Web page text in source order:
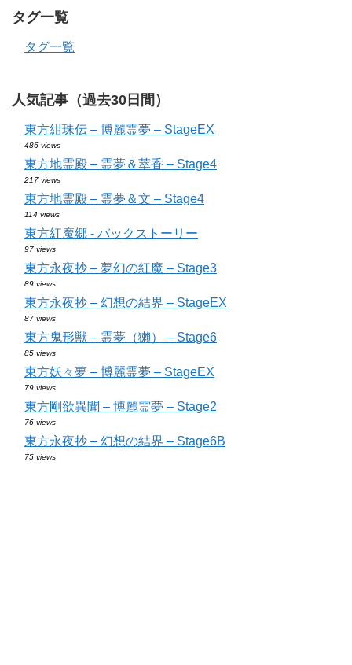
タグ一覧
タグ一覧
人気記事（過去30日間）
東方紺珠伝 – 博麗霊夢 – StageEX
486 views
東方地霊殿 – 霊夢＆萃香 – Stage4
217 views
東方地霊殿 – 霊夢＆文 – Stage4
114 views
東方紅魔郷 - バックストーリー
97 views
東方永夜抄 – 夢幻の紅魔 – Stage3
89 views
東方永夜抄 – 幻想の結界 – StageEX
87 views
東方鬼形獣 – 霊夢（獺） – Stage6
85 views
東方妖々夢 – 博麗霊夢 – StageEX
79 views
東方剛欲異聞 – 博麗霊夢 – Stage2
76 views
東方永夜抄 – 幻想の結界 – Stage6B
75 views